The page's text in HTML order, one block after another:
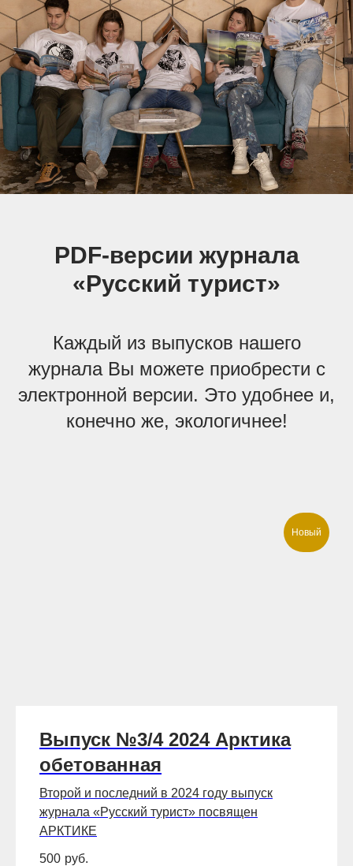
PDF-версии журнала
«Русский турист»
Каждый из выпусков нашего
журнала Вы можете приобрести с
электронной версии. Это удобнее и,
конечно же, экологичнее!
Новый
Выпуск №3/4 2024 Арктика
обетованная
Второй и последний в 2024 году выпуск
журнала «Русский турист» посвящен
АРКТИКЕ
500 руб.